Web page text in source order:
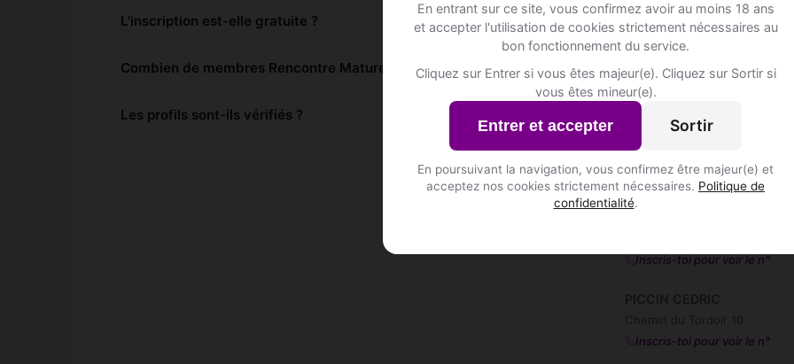
En entrant sur ce site, vous confirmez avoir au moins 18 ans
et accepter l'utilisation de cookies strictement nécessaires au
bon fonctionnement du service.
Cliquez sur Entrer si vous êtes majeur(e). Cliquez sur Sortir si
vous êtes mineur(e).
Entrer et accepter Sortir
En poursuivant la navigation, vous confirmez être majeur(e) et
acceptez nos cookies strictement nécessaires. Politique de
confidentialité.
L'inscription est-elle gratuite ?
Combien de membres Rencontre Mature sont inscrits à Ath ?
Les profils sont-ils vérifiés ?
ESPACE BONHUMEUR
Rue Jean Jaurès 16
GBG REAL ESTATE
Grand'Place 24
GHISHOTEL
Inscris-toi pour voir le n°
Inscris-toi pour voir le n°
Inscris-toi pour voir le n°